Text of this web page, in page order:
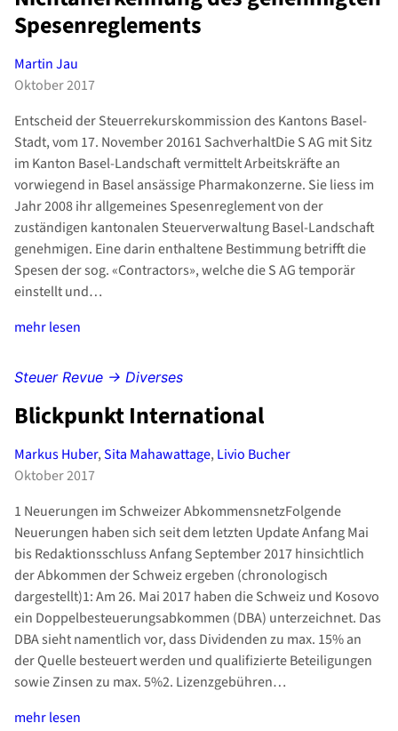
Spesenreglements
Martin Jau
Oktober 2017
Entscheid der Steuerrekurskommission des Kantons Basel-
Stadt, vom 17. November 20161 SachverhaltDie S AG mit Sitz
im Kanton Basel-Landschaft vermittelt Arbeitskräfte an
vorwiegend in Basel ansässige Pharmakonzerne. Sie liess im
Jahr 2008 ihr allgemeines Spesenreglement von der
zuständigen kantonalen Steuerverwaltung Basel-Landschaft
genehmigen. Eine darin enthaltene Bestimmung betrifft die
Spesen der sog. «Contractors», welche die S AG temporär
einstellt und…
mehr lesen
Steuer Revue → Diverses
Blickpunkt International
Markus Huber,Sita Mahawattage, Livio Bucher
Oktober 2017
1 Neuerungen im Schweizer AbkommensnetzFolgende
Neuerungen haben sich seit dem letzten Update Anfang Mai
bis Redaktionsschluss Anfang September 2017 hinsichtlich
der Abkommen der Schweiz ergeben (chronologisch
dargestellt)1: Am 26. Mai 2017 haben die Schweiz und Kosovo
ein Doppelbesteuerungsabkommen (DBA) unterzeichnet. Das
DBA sieht namentlich vor, dass Dividenden zu max. 15% an
der Quelle besteuert werden und qualifizierte Beteiligungen
sowie Zinsen zu max. 5%2. Lizenzgebühren…
mehr lesen